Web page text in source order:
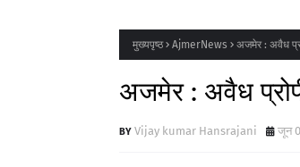
मुख्यपृष्ठ AjmerNews अजमेर : अवैध
अजमेर : अवैध
Vijay kumar Hansrajani जून